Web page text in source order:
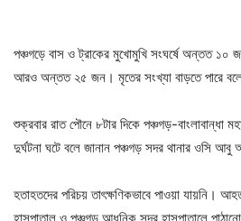
পঞ্চগড়ে বাস ও ট্রাকের মুখোমুখি সংঘর্ষে অন্তত
আরও অন্তত ২৫ জন। মৃতের সংখ্যা বাড়তে পারে
শুক্রবার রাত পৌনে ৮টার দিকে পঞ্চগড়-
দুর্ঘটনা ঘটে বলে জানান পঞ্চগড় সদর থানার ওসি
হতাহতদের পরিচয় তাৎক্ষণিকভাবে পাওয়া যায়নি।